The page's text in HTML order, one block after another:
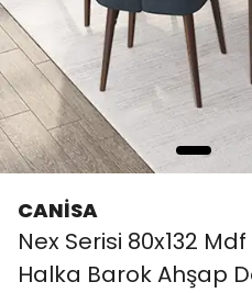
CANİSA
Nex Serisi 80x132
Halka Barok Ahşap